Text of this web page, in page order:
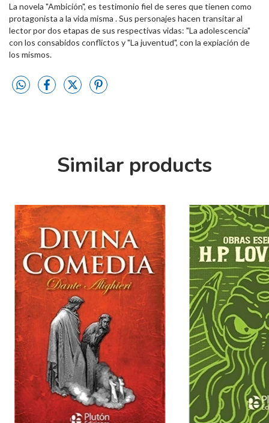
La novela "Ambición", es testimonio fiel de seres que tienen como
protagonista a la vida misma . Sus personajes hacen transitar al
lector por dos etapas de sus respectivas vidas: "La adolescencia"
con los consabidos conflictos y "La juventud", con la expiación de
los mismos.
Similar products